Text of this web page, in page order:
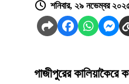
শনিবার, ২৯ নভেম্বর
গাজীপুরের কালিয়াকৈরে